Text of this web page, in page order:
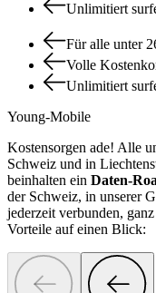
Unlimitiert
Für alle unter
Volle
Unlimitiert
Young-Mobile
Kostensorgen ade! Alle
Schweiz und in
beinhalten ein Daten-
der Schweiz, in unserer
jederzeit verbunden,
Vorteile auf einen Blick: